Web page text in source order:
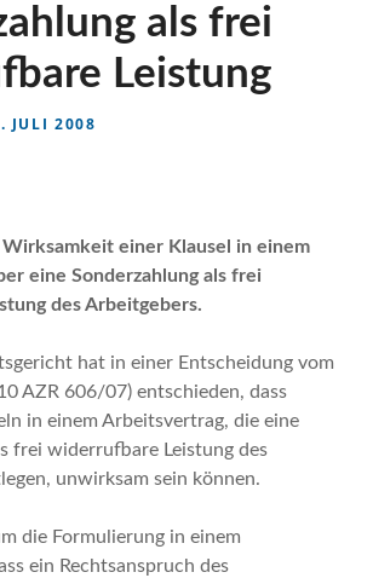
als frei
Leistung
JULI 2008
Wirksamkeit einer Klausel in einem
eine Sonderzahlung als frei
des Arbeitgebers.
hat in einer Entscheidung vom
AZR 606/07) entschieden, dass
in einem Arbeitsvertrag, die eine
frei widerrufbare Leistung des
unwirksam sein können.
die Formulierung in einem
ein Rechtsanspruch des